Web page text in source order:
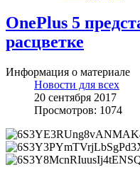
OnePlus 5
расцветке
Информация о материале
Новости для всех
20 сентября 2017
Просмотров: 1074